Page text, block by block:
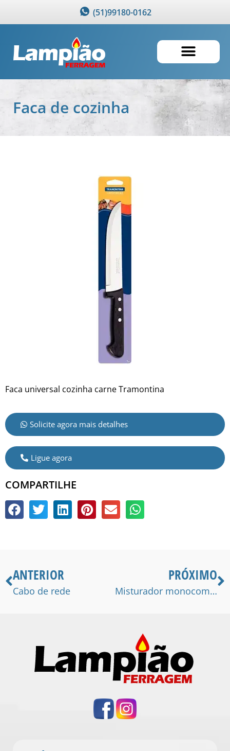
(51)99180-0162
Faca de cozinha
Faca universal cozinha carne Tramontina
Solicite agora mais detalhes
Ligue agora
COMPARTILHE
ANTERIOR
Cabo de rede
PRÓXIMO
Misturador monocomando